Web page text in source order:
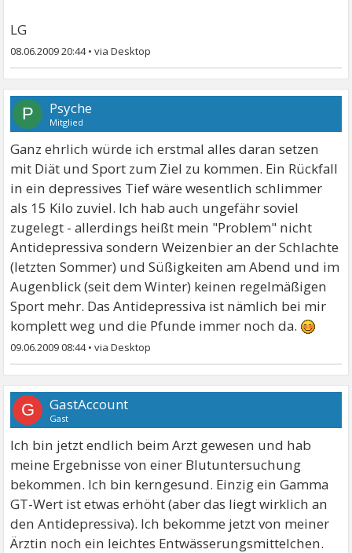
LG
08.06.2009 20:44•
P Psyche
Mitglied
Ganz ehrlich würde ich erstmal alles daran setzen
mit Diät und Sport zum Ziel zu kommen. Ein Rückfall
in ein depressives Tief wäre wesentlich schlimmer
als 15 Kilo zuviel. Ich hab auch ungefähr soviel
zugelegt - allerdings heißt mein "Problem" nicht
Antidepressiva sondern Weizenbier an der Schlachte
(letzten Sommer) und Süßigkeiten am Abend und im
Augenblick (seit dem Winter) keinen regelmäßigen
Sport mehr. Das Antidepressiva ist nämlich bei mir
komplett weg und die Pfunde immer noch da.
09.06.2009 08:44•
G GastAccount
Gast
Ich bin jetzt endlich beim Arzt gewesen und hab
meine Ergebnisse von einer Blutuntersuchung
bekommen. Ich bin kerngesund. Einzig ein Gamma
GT-Wert ist etwas erhöht (aber das liegt wirklich an
den Antidepressiva). Ich bekomme jetzt von meiner
Ärztin noch ein leichtes Entwässerungsmittelchen.